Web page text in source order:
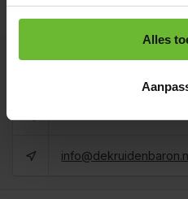
Alles
Art# 22219GKilo
Op voorraad